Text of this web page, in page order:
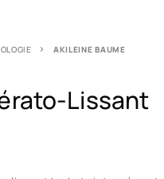
AKILEINE BAUME
Lissant